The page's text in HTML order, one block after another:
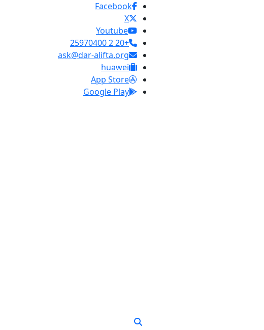
Facebook
X
Youtube
+20 2 25970400
ask@dar-alifta.org
huawei
App Store
Google Play